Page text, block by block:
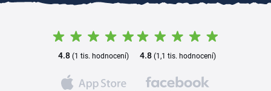
4.8 (1 tis. hodnocení) 4.8(1,1 tis. hodnocení)